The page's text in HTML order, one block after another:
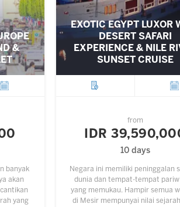
&
banyak
akan
yang
EXOTIC EGYPT LUXOR
DESERT SAFARI
EXPERIENCE & NILE
SUNSET CRUISE
from
IDR
10 days
Negara ini memiliki peninggalan
dunia dan tempat-tempat
yang memukau. Hampir semua
di Mesir mempunyai nilai